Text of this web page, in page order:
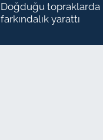
Doğduğu topraklarda
farkındalık yarattı